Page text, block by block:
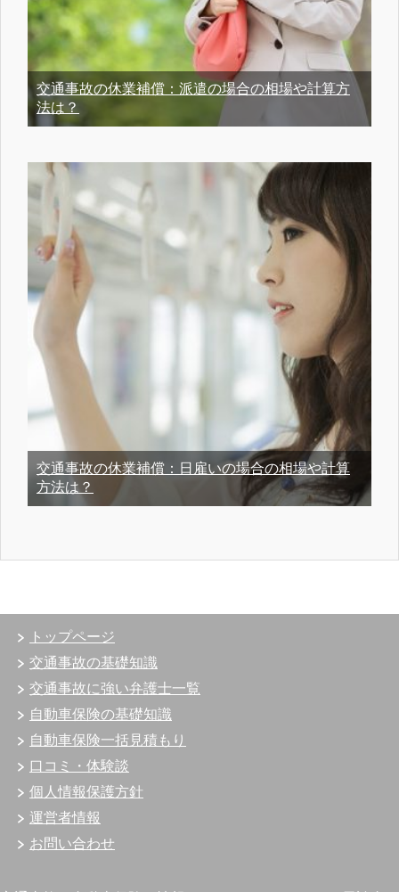
交通事故の休業補償：派遣の場合の相場や計算方
法は？
交通事故の休業補償：日雇いの場合の相場や計算
方法は？
トップページ
交通事故の基礎知識
交通事故に強い弁護士一覧
自動車保険の基礎知識
自動車保険一括見積もり
口コミ・体験談
個人情報保護方針
運営者情報
お問い合わせ